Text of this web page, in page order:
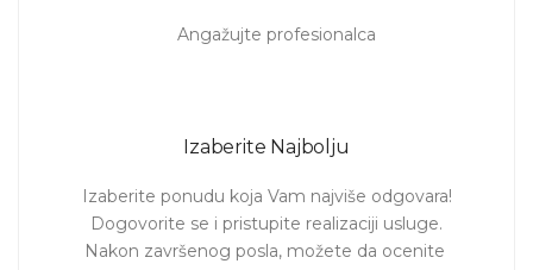
Izaberite Najbolju
Izaberite ponudu koja Vam najviše odgovara!
Dogovorite se i pristupite realizaciji usluge.
Nakon završenog posla, možete da ocenite